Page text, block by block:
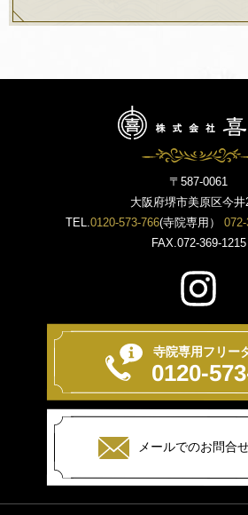
〒587-0061
大阪府堺市美原区今井
TEL.0120-573-766(寺院専用）
FAX.072-369-1215
寺院専用フリー
0120-
メールでのお問合